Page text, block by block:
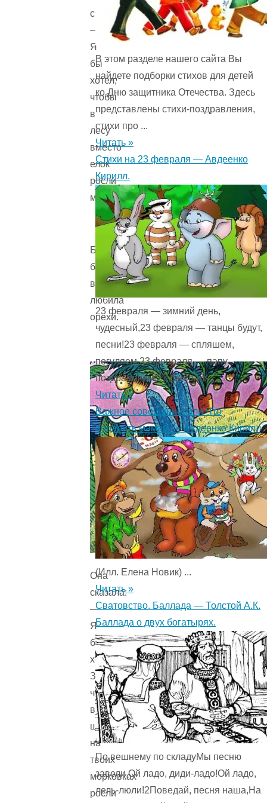
сказал:
—
Я
бы
хотел,
чтобы
в
лесу
вместо
елок
росли
морковки.
Белка
больше
всего
любила
орехи.
Она
сказала:
—
Я
бы
хотела,
Заяц,
чтобы
вместо
шишек
на
твоих
морковках
росли
В этом разделе нашего сайта Вы
найдете подборки стихов для детей
ко Дню защитника Отечества. Здесь
представлены стихи-поздравления,
стихи про ...
Читать »
Стихи на 23 февраля — Авдеенко
Кирилл.
23 февраля — зимний день,
чудесный,23 февраля — танцы будут,
песни!23 февраля — спляшем,
погуляем,23 февраля — папу
поздравляем!23 февраля ...
Читать »
Важное совещание, или Что
подарить мамам — Авдеенко Кирилл
(Илл. Елена Новик) ...
Читать »
Сватовство. Баллада — Толстой А.К.
Баллада о двух богатырях.
По вешнему по складуМы песню
завели,Ой ладо, диди-ладо!Ой ладо,
лель-люли!2Поведай, песня наша,На